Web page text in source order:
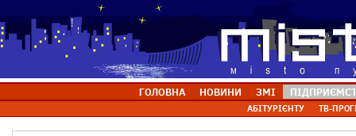
ГОЛОВНА НОВИНИ ЗМІ
АБІТУРІЄНТУ ТВ-